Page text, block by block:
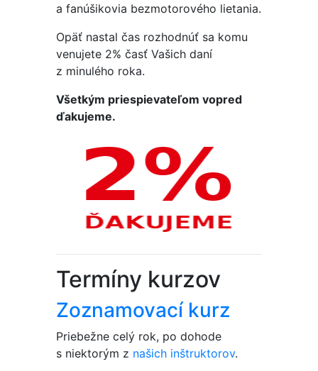
a fanúšikovia bezmotorového lietania.
Opäť nastal čas rozhodnúť sa komu
venujete 2% časť Vašich daní
z minulého roka.
Všetkým priespievateľom vopred
ďakujeme.
Termíny kurzov
Zoznamovací kurz
Priebežne celý rok, po dohode
s niektorým z našich inštruktorov.